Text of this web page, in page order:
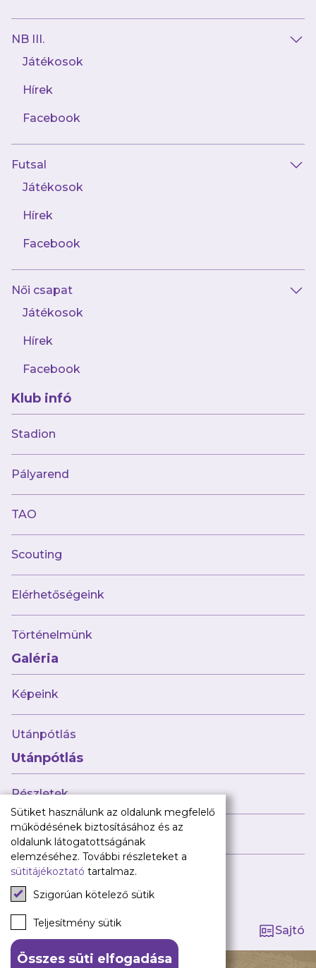
NB III.
Játékosok
Hírek
Facebook
Futsal
Játékosok
Hírek
Facebook
Női csapat
Játékosok
Hírek
Facebook
Klub infó
Stadion
Pályarend
TAO
Scouting
Elérhetőségeink
Történelmünk
Galéria
Képeink
Utánpótlás
Utánpótlás
Részletek
Híreink
Tagság kezelése
Sajtó
AJÁNLÓ
„A tűzoltókba bele van kódolva a
segíteni akarás”
Múltunk
Jelenünk
Meccseink
Híreink
Csapataink
Galéria
Utánpótlás
Babaváró
ajándékcsomag
Újpest FC
TAO
Klub infó
Sajtó
Press Kit
Újpest FC Shop
Digitális felületeink
Facebook
Instagram
Tiktok
Youtube
Spotify
Sütiket használunk az oldalunk megfelelő
működésének biztosításához és az
oldalunk látogatottságának
elemzéséhez. További részleteket a
sütitájékoztató tartalmaz.
Szigorúan kötelező sütik
Teljesítmény sütik
Összes süti elfogadása